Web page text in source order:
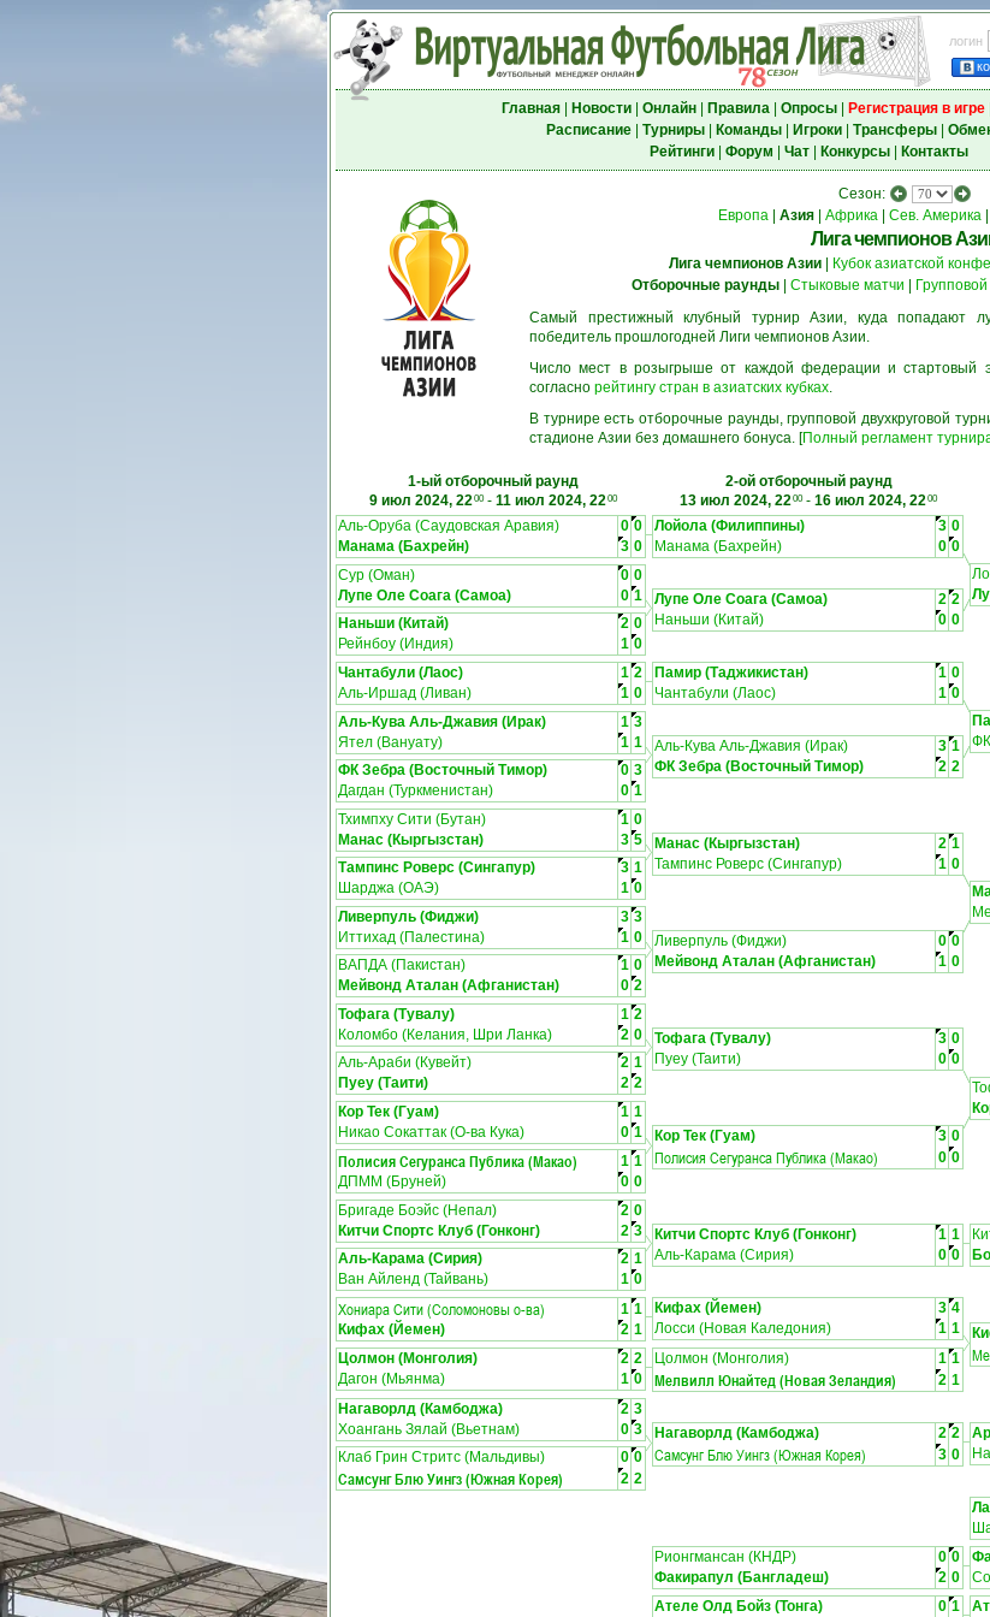
логин
Главная| Новости| Онлайн| Правила| Опросы| Регистрация в игре|
Расписание| Турниры| Команды| Игроки| Трансферы|
Рейтинги| Форум Чат| Конкурсы| Контакты
Сезон:
Европа
Азия Африка Сев. Америка
Лига чемпионов
Лига чемпионов Азии Кубок азиатской
Отборочные раунды| Стыковые матчи
Самый престижный клубный турнир Азии, куда попадают
победитель прошлогодней Лиги чемпионов Азии.
Число мест в розыгрыше от каждой федерации и стартовый
согласно рейтингу стран в азиатских кубках.
В турнире есть отборочные раунды, групповой двухкруговой
стадионе Азии без домашнего бонуса. [Полный регламент
1-ый отборочный раунд
9 июл 2024, 2200- 11 июл 2024, 2200
2-ой отборочный раунд
13 июл 2024, 2200- 16 июл 2024, 2200
Аль-Оруба (Саудовская Аравия) 0 0
Манама (Бахрейн)
3 0
Лойола (Филиппины) 3 0
Манама (Бахрейн)
0 0
Сур (Оман) 0 0
Лупе Оле Соага (Самоа)
0 1
Наньши (Китай)
2 0
Рейнбоу (Индия)
1 0
Лупе Оле Соага (Самоа) 2 2
Наньши (Китай)
0 0
Чантабули (Лаос) 1 2
Аль-Иршад (Ливан)
1 0
Памир (Таджикистан) 1 0
Чантабули (Лаос)
1 0
Аль-Кува Аль-Джавия (Ирак) 1 3
Ятел (Вануату)
1 1
ФК Зебра (Восточный Тимор)
0 3
Дагдан (Туркменистан)
0 1
Аль-Кува Аль-Джавия (Ирак) 3 1
ФК Зебра (Восточный Тимор)
2 2
Тхимпху Сити (Бутан) 1 0
Манас (Кыргызстан)
3 5
Тампинс Роверс (Сингапур)
3 1
Шарджа (ОАЭ)
1 0
Манас (Кыргызстан) 2 1
Тампинс Роверс (Сингапур)
1 0
Ливерпуль (Фиджи) 3 3
Иттихад (Палестина)
1 0
ВАПДА (Пакистан)
1 0
Мейвонд Аталан (Афганистан)
0 2
Ливерпуль (Фиджи) 0 0
Мейвонд Аталан (Афганистан)
1 0
Тофага (Тувалу) 1 2
Коломбо (Келания, Шри Ланка)
2 0
Аль-Араби (Кувейт)
2 1
Пуеу (Таити)
2 2
Тофага (Тувалу) 3 0
Пуеу (Таити)
0 0
Кор Тек (Гуам) 1 1
Никао Сокаттак (О-ва Кука)
0 1
Полисия Сегуранса Публика (Макао) 1 1
ДПММ (Бруней)
0 0
Кор Тек (Гуам) 3 0
Полисия Сегуранса Публика (Макао) 0 0
Бригаде Боэйс (Непал) 2 0
Китчи Спортс Клуб (Гонконг)
2 3
Аль-Карама (Сирия)
2 1
Ван Айленд (Тайвань)
1 0
Китчи Спортс Клуб (Гонконг) 1 1
Аль-Карама (Сирия)
0 0
Хониара Сити (Соломоновы о-ва) 1 1
Кифах (Йемен)
2 1
Кифах (Йемен) 3 4
Лосси (Новая Каледония)
1 1
Цолмон (Монголия) 2 2
Дагон (Мьянма)
1 0
Цолмон (Монголия) 1 1
Мелвилл Юнайтед (Новая Зеландия) 2 1
Нагаворлд (Камбоджа)
2 3
Хоангань Зялай (Вьетнам)
0 3
Клаб Грин Стритс (Мальдивы)
0 0
Самсунг Блю Уингз (Южная Корея) 2 2
Нагаворлд (Камбоджа) 2 2
Самсунг Блю Уингз (Южная Корея) 3 0
Рионгмансан (КНДР)
0 0
Факирапул (Бангладеш)
2 0
Ателе Олд Бойз (Тонга)
0 1